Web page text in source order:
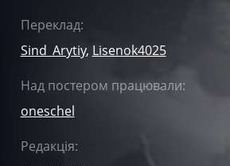
Переклад:
Sind_Arytiy, Lisenok4025
Над постером працювали:
oneschel
Редакція: